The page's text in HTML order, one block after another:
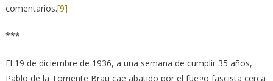
comentarios.[9]
***
El 19 de diciembre de 1936, a una semana de cumplir 35 años,
Pablo de la Torriente Brau cae abatido por el fuego fascista cerca